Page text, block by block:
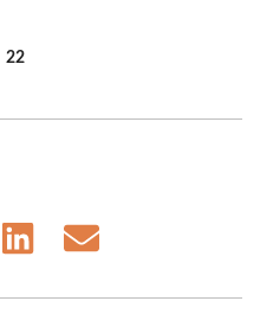
22
Share
Share